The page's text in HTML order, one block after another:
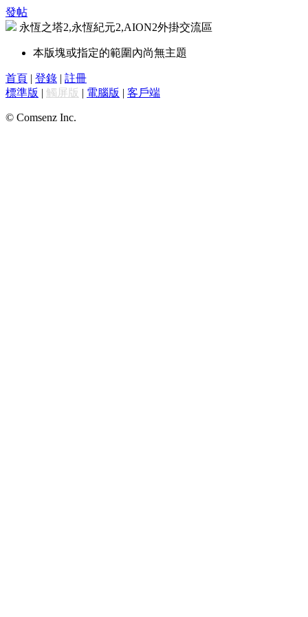
發帖
永恆之塔2,永恆紀元2,AION2外掛交流區
本版塊或指定的範圍內尚無主題
首頁 | 登錄 | 註冊
標準版 | 觸屏版 | 電腦版 | 客戶端
© Comsenz Inc.